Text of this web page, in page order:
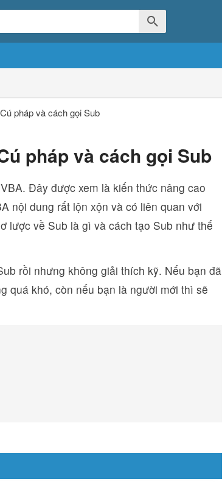
pháp và cách gọi Sub
pháp và cách gọi Sub
Đây được xem là kiến thức nâng cao
nội dung rất lộn xộn và có liên quan với
lược về Sub là gì và cách tạo Sub như thế
rồi nhưng không giải thích kỹ. Nếu bạn đã
quá khó, còn nếu bạn là người mới thì sẽ